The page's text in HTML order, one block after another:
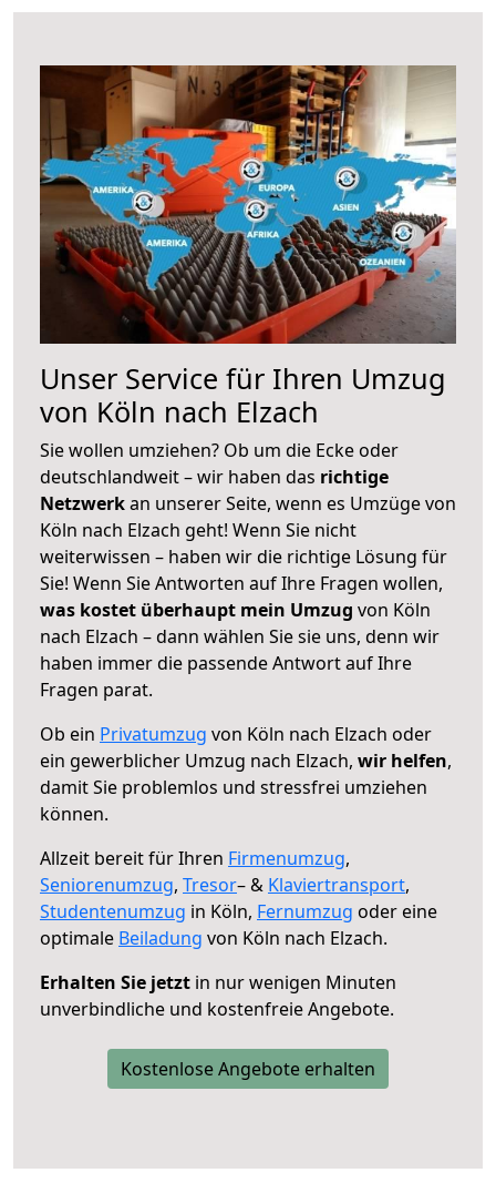
Unser Service für Ihren Umzug
von Köln nach Elzach
Sie wollen umziehen? Ob um die Ecke oder
deutschlandweit – wir haben das richtige
Netzwerkan unserer Seite, wenn es Umzüge von
Köln nach Elzach geht! Wenn Sie nicht
weiterwissen – haben wir die richtige Lösung für
Sie! Wenn Sie Antworten auf Ihre Fragen wollen,
was kostet überhaupt mein Umzug von Köln
nach Elzach – dann wählen Sie sie uns, denn wir
haben immer die passende Antwort auf Ihre
Fragen parat.
Ob ein Privatumzug von Köln nach Elzach oder
ein gewerblicher Umzug nach Elzach, wir helfen,
damit Sie problemlos und stressfrei umziehen
können.
Allzeit bereit für Ihren Firmenumzug,
Seniorenumzug, Tresor– & Klaviertransport,
Studentenumzug in Köln, Fernumzug oder eine
optimale Beiladung von Köln nach Elzach.
Erhalten Sie jetzt in nur wenigen Minuten
unverbindliche und kostenfreie Angebote.
Kostenlose Angebote erhalten